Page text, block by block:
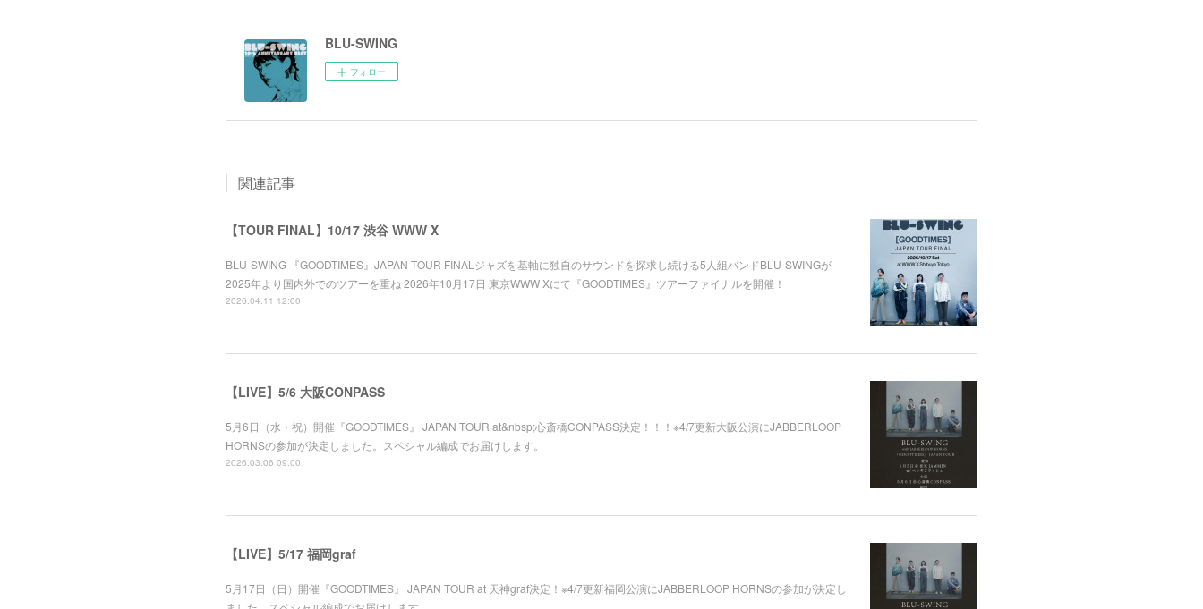
BLU-SWING
フォロー
関連記事
【TOUR FINAL】10/17 渋谷 WWW X
BLU-SWING 『GOODTIMES』JAPAN TOUR FINALジャズを基軸に独自のサウンドを探求し続ける5人組バンドBLU-SWINGが
2025年より国内外でのツアーを重ね 2026年10月17日 東京WWW Xにて『GOODTIMES』ツアーファイナルを開催！
2026.04.11 12:00
【LIVE】5/6 大阪CONPASS
5月6日（水・祝）開催『GOODTIMES』 JAPAN TOUR at&nbsp;心斎橋CONPASS決定！！！※4/7更新大阪公演にJABBERLOOP
HORNSの参加が決定しました。スペシャル編成でお届けします。
2026.03.06 09:00
【LIVE】5/17 福岡graf
5月17日（日）開催『GOODTIMES』 JAPAN TOUR at 天神graf決定！※4/7更新福岡公演にJABBERLOOP HORNSの参加が決定し